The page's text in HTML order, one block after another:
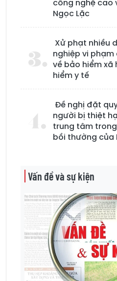
công nghệ cao
Ngọc Lặc
Xử phạt nhiều
nghiệp vi phạm
về bảo hiểm xã
hiểm y tế
Đề nghị đặt
người bị thiệt
trung tâm
bồi thường của
Vấn đề và sự kiện